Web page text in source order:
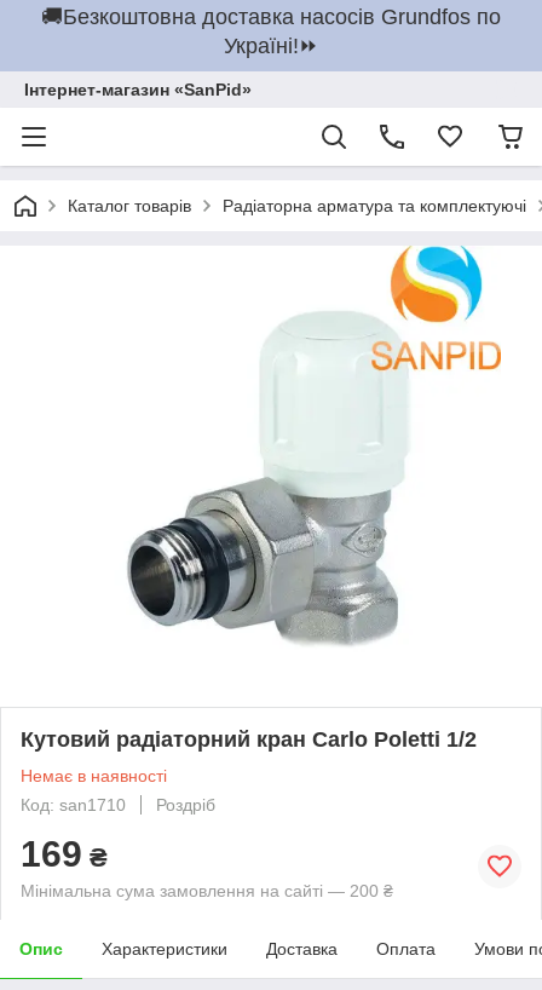
🚚Безкоштовна доставка насосів Grundfos по
Україні!⏩
Інтернет-магазин «SanPid»
Каталог товарів Радіаторна арматура та комплектуючі
Кутовий радіаторний кран Carlo Poletti 1/2
Немає в наявності
Код: san1710
Роздріб
169 ₴
Мінімальна сума замовлення на сайті — 200 ₴
Опис Характеристики Доставка Оплата Умови